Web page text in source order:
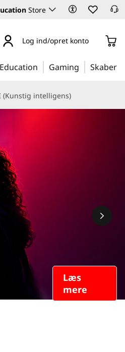
Store
Log ind/opret konto
Education Gaming Skaber
(Kunstig intelligens)
Læs
mere